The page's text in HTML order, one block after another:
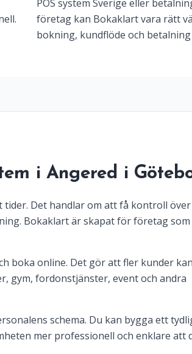
POS system Sverige eller
företag kan Bokaklart vara rätt
bokning, kundflöde och
i Angered i
Det handlar om att få kontroll
Bokaklart är skapat för företag som
boka online. Det gör att fler kunder
gym, fordonstjänster, event och andra
schema. Du kan bygga ett
mer professionell och enklare att